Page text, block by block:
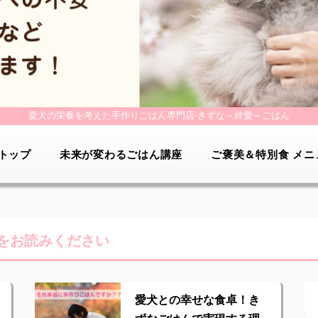
愛犬の栄養を考えた手作りごはん専門店-きずな～絆愛～ごはん
ップ 未来が変わるごはん講座 ご褒美＆特別食 メ
お読みください
愛犬との幸せな食卓！き